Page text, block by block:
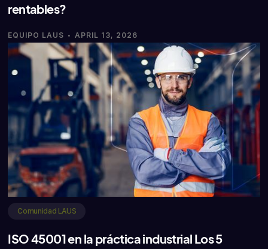
rentables?
EQUIPO LAUS · APRIL 13, 2026
Comunidad LAUS
ISO 45001 en la práctica industrial Los 5